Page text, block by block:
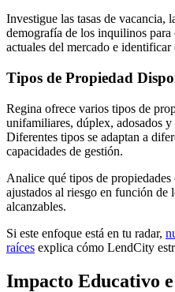
Investigue las tasas de vacancia,
demografía de los inquilinos
actuales del mercado e
Tipos de Propiedad
Regina ofrece varios tipos de
unifamiliares, dúplex, adosados
Diferentes tipos se adaptan a
capacidades de gestión.
Analice qué tipos de
ajustados al riesgo en función de
alcanzables.
Si este enfoque está en tu radar,
raíces explica cómo LendCity
Impacto Educativo